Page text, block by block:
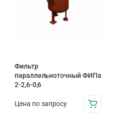
Фильтр
параллельноточный ФИПа
2-2,6-0,6
Цена по запросу